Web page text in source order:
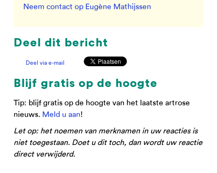
Neem contact op Eugène Mathijssen
Deel dit bericht
Deel via e-mail
Blijf gratis op de hoogte
Tip: blijf gratis op de hoogte van het laatste artrose
nieuws. Meld u aan!
Let op: het noemen van merknamen in uw reacties is
niet toegestaan. Doet u dit toch, dan wordt uw reactie
direct verwijderd.